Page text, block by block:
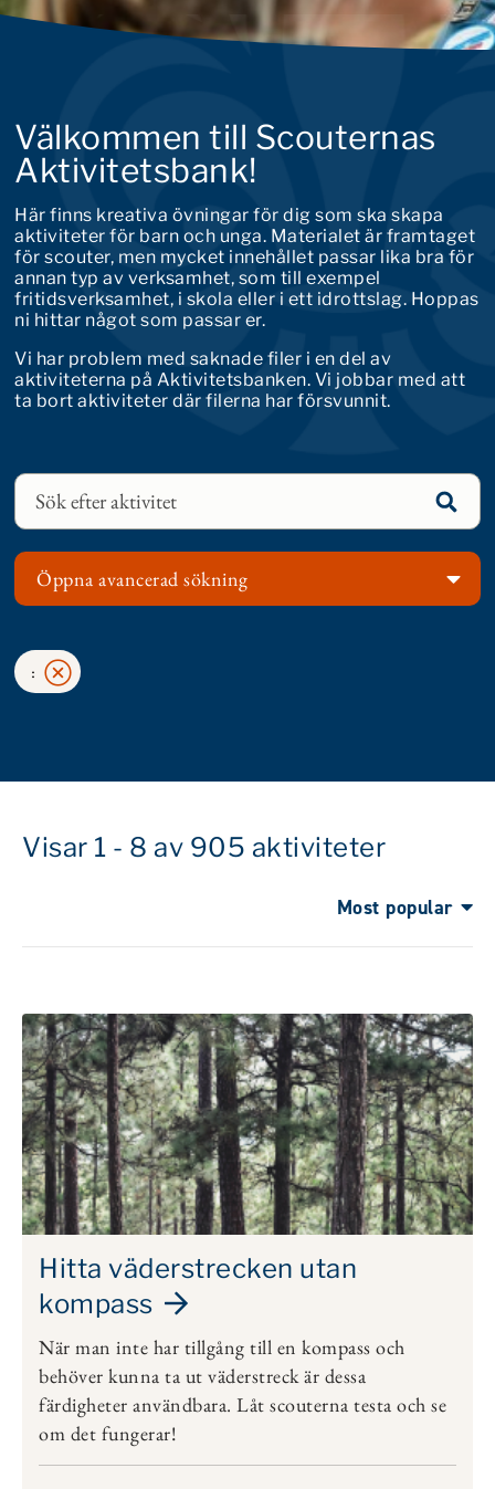
Välkommen till Scouternas
Aktivitetsbank!
Här finns kreativa övningar för dig som ska skapa
aktiviteter för barn och unga. Materialet är framtaget
för scouter, men mycket innehållet passar lika bra för
annan typ av verksamhet, som till exempel
fritidsverksamhet, i skola eller i ett idrottslag. Hoppas
ni hittar något som passar er.
Vi har problem med saknade filer i en del av
aktiviteterna på Aktivitetsbanken. Vi jobbar med att
ta bort aktiviteter där filerna har försvunnit.
Öppna avancerad sökning
:
Visar 1 - 8 av 905 aktiviteter
Most popular
Hitta väderstrecken utan
kompass
När man inte har tillgång till en kompass och
behöver kunna ta ut väderstreck är dessa
färdigheter användbara. Låt scouterna testa och se
om det fungerar!